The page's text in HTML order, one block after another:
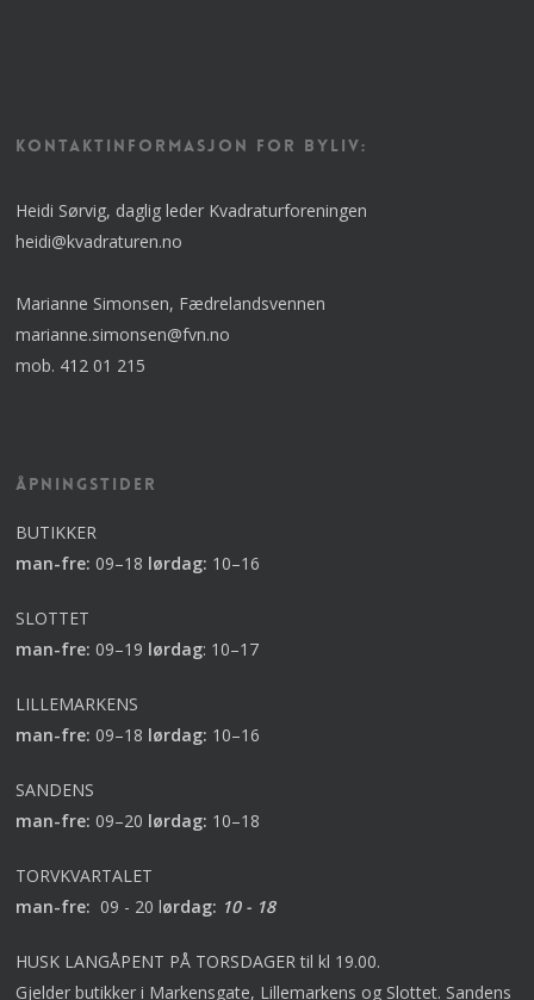
KONTAKTINFORMASJON FOR BYLIV:
Heidi Sørvig, daglig leder Kvadraturforeningen
heidi@kvadraturen.no
Marianne Simonsen, Fædrelandsvennen
marianne.simonsen@fvn.no
mob. 412 01 215
Åpningstider
BUTIKKER
man-fre: 09–18 lørdag: 10–16
SLOTTET
man-fre: 09–19 lørdag: 10–17
LILLEMARKENS
man-fre: 09–18 lørdag: 10–16
SANDENS
man-fre: 09–20 lørdag: 10–18
TORVKVARTALET
man-fre: 09 - 20 lørdag: 10 - 18
HUSK LANGÅPENT PÅ TORSDAGER til kl 19.00.
Gjelder butikker i Markensgate, Lillemarkens og Slottet. Sandens